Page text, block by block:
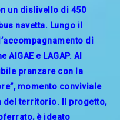
un dislivello di 450
navetta. Lungo il
di
e LAGAP. Al
pranzare con la
momento conviviale
del territorio. Il progetto,
è ideato